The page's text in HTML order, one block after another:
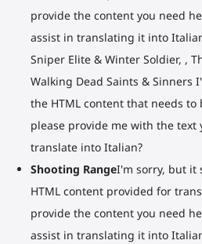
provide the content you need
assist in translating it into
Sniper Elite & Winter Soldier, ,
Walking Dead Saints & Sinners
the HTML content that needs to
please provide me with the text
translate into Italian?
Shooting RangeI'm sorry, but it
HTML content provided for
provide the content you need
assist in translating it into